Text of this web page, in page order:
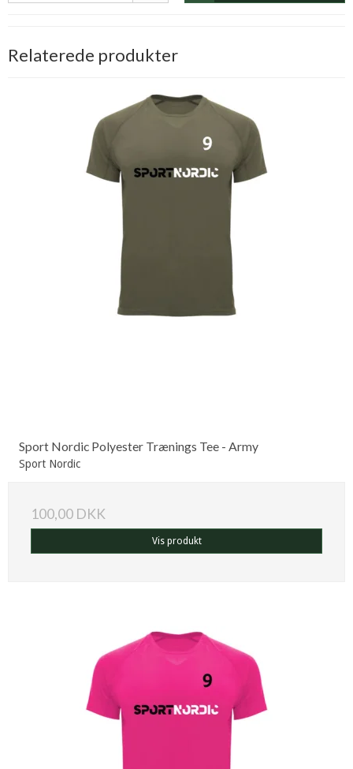
Relaterede produkter
Sport Nordic Polyester Trænings Tee - Army
Sport Nordic
100,00 DKK
Vis produkt